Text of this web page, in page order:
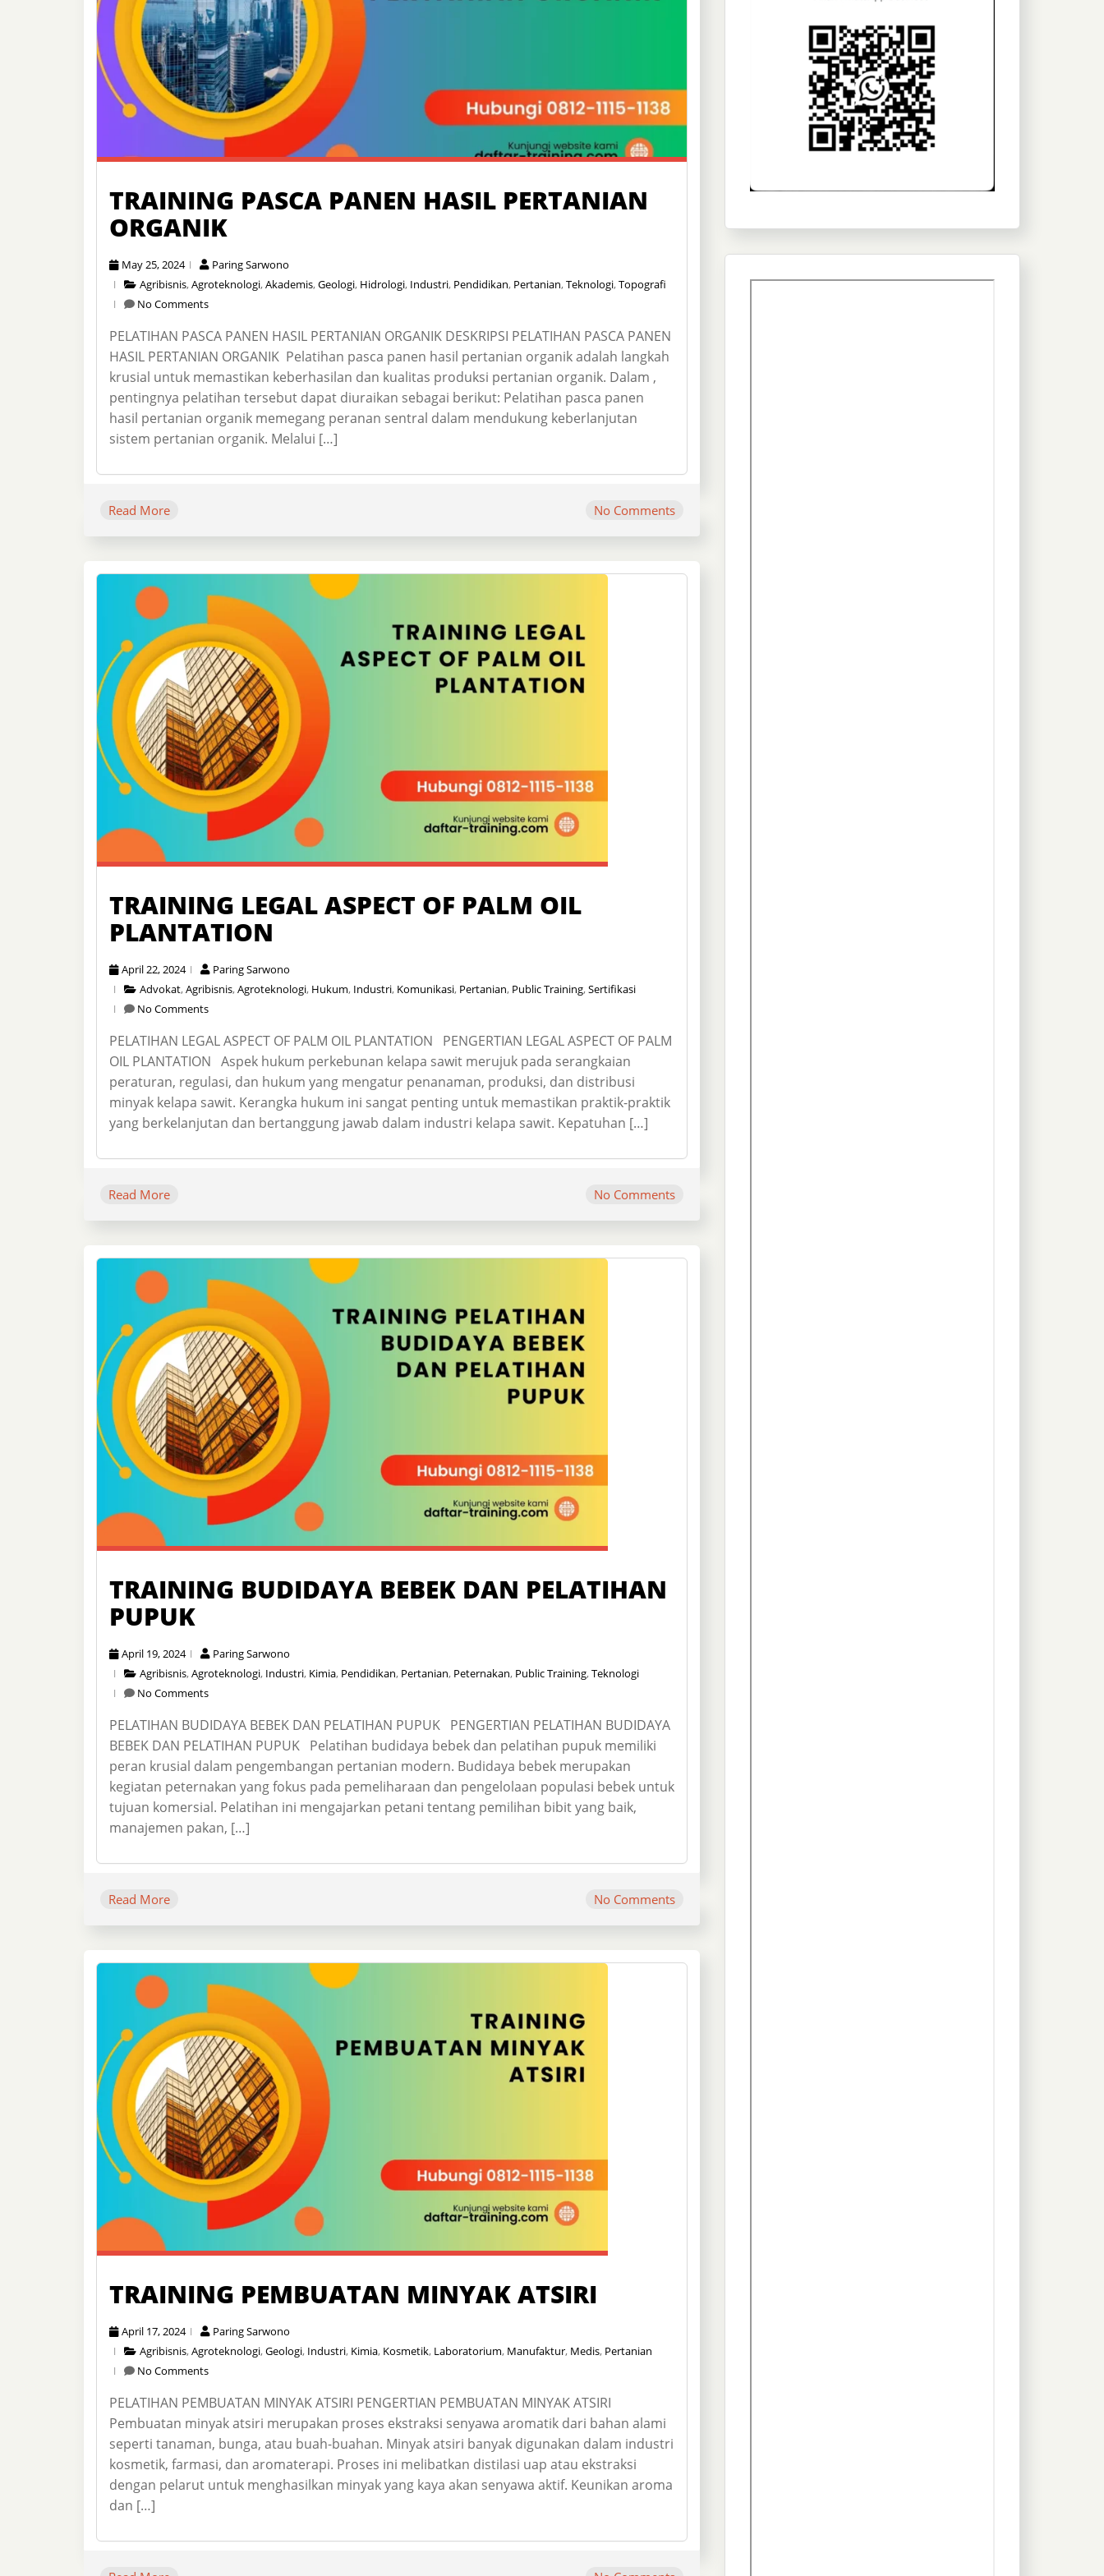
TRAINING PASCA PANEN HASIL PERTANIAN
ORGANIK
May 25, 2024
Paring Sarwono
Agribisnis,Agroteknologi,Akademis,Geologi, Hidrologi, Industri, Pendidikan, Pertanian,Teknologi,Topografi
No Comments
PELATIHAN PASCA PANEN HASIL PERTANIAN ORGANIK DESKRIPSI PELATIHAN PASCA PANEN
HASIL PERTANIAN ORGANIK Pelatihan pasca panen hasil pertanian organik adalah langkah
krusial untuk memastikan keberhasilan dan kualitas produksi pertanian organik. Dalam ,
pentingnya pelatihan tersebut dapat diuraikan sebagai berikut: Pelatihan pasca panen
hasil pertanian organik memegang peranan sentral dalam mendukung keberlanjutan
sistem pertanian organik. Melalui […]
Read More No Comments
TRAINING LEGAL ASPECT OF PALM OIL
PLANTATION
April 22, 2024
Paring Sarwono
Advokat,Agribisnis,Agroteknologi, Hukum, Industri, Komunikasi, Pertanian, Public Training,Sertifikasi
No Comments
PELATIHAN LEGAL ASPECT OF PALM OIL PLANTATION PENGERTIAN LEGAL ASPECT OF PALM
OIL PLANTATION Aspek hukum perkebunan kelapa sawit merujuk pada serangkaian
peraturan, regulasi, dan hukum yang mengatur penanaman, produksi, dan distribusi
minyak kelapa sawit. Kerangka hukum ini sangat penting untuk memastikan praktik-praktik
yang berkelanjutan dan bertanggung jawab dalam industri kelapa sawit. Kepatuhan […]
Read More No Comments
TRAINING BUDIDAYA BEBEK DAN PELATIHAN
PUPUK
April 19, 2024
Paring Sarwono
Agribisnis,Agroteknologi, Industri, Kimia, Pendidikan, Pertanian, Peternakan, Public Training,Teknologi
No Comments
PELATIHAN BUDIDAYA BEBEK DAN PELATIHAN PUPUK PENGERTIAN PELATIHAN BUDIDAYA
BEBEK DAN PELATIHAN PUPUK Pelatihan budidaya bebek dan pelatihan pupuk memiliki
peran krusial dalam pengembangan pertanian modern. Budidaya bebek merupakan
kegiatan peternakan yang fokus pada pemeliharaan dan pengelolaan populasi bebek untuk
tujuan komersial. Pelatihan ini mengajarkan petani tentang pemilihan bibit yang baik,
manajemen pakan, […]
Read More No Comments
TRAINING PEMBUATAN MINYAK ATSIRI
April 17, 2024
Paring Sarwono
Agribisnis,Agroteknologi,Geologi, Industri, Kimia, Kosmetik, Laboratorium, Manufaktur, Medis, Pertanian
No Comments
PELATIHAN PEMBUATAN MINYAK ATSIRI PENGERTIAN PEMBUATAN MINYAK ATSIRI
Pembuatan minyak atsiri merupakan proses ekstraksi senyawa aromatik dari bahan alami
seperti tanaman, bunga, atau buah-buahan. Minyak atsiri banyak digunakan dalam industri
kosmetik, farmasi, dan aromaterapi. Proses ini melibatkan distilasi uap atau ekstraksi
dengan pelarut untuk menghasilkan minyak yang kaya akan senyawa aktif. Keunikan aroma
dan […]